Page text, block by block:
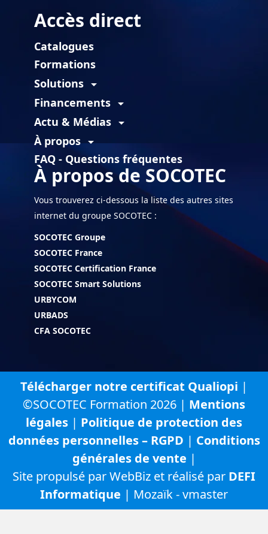
Accès direct
Catalogues
Formations
Solutions arrow_drop_down
Financements arrow_drop_down
Actu & Médias arrow_drop_down
À proposarrow_drop_down
FAQ - Questions fréquentes
À propos de SOCOTEC
Vous trouverez ci-dessous la liste des autres sites
internet du groupe SOCOTEC :
SOCOTEC Groupe
SOCOTEC France
SOCOTEC Certification France
SOCOTEC Smart Solutions
URBYCOM
URBADS
CFA SOCOTEC
Télécharger notre certificat Qualiopi |
©SOCOTEC Formation 2026 | Mentions
légales | Politique de protection des
données personnelles – RGPD | Conditions
générales de vente |
Site propulsé par WebBiz et réalisé par DEFI
Informatique | Mozaïk - vmaster